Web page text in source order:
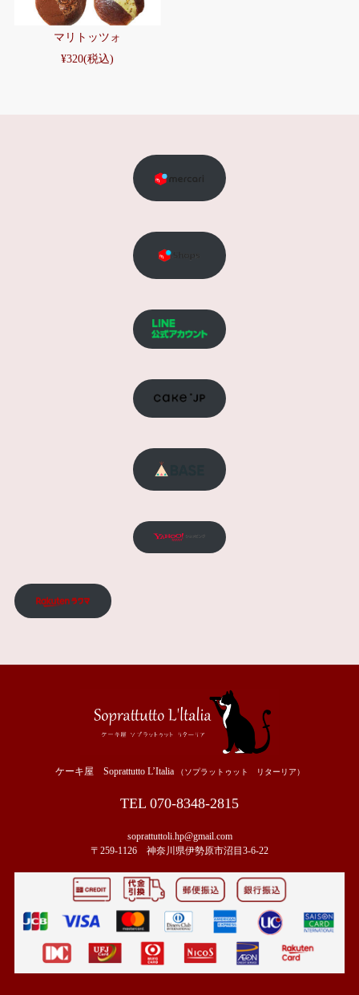
マリトッツォ
¥320(税込)
ケーキ屋 Soprattutto L’Italia （ソプラットゥット リターリア）
TEL 070-8348-2815
soprattuttoli.hp@gmail.com
〒259-1126 神奈川県伊勢原市沼目3-6-22